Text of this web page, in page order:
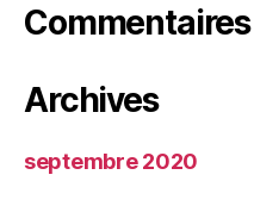
Archives
septembre 2020